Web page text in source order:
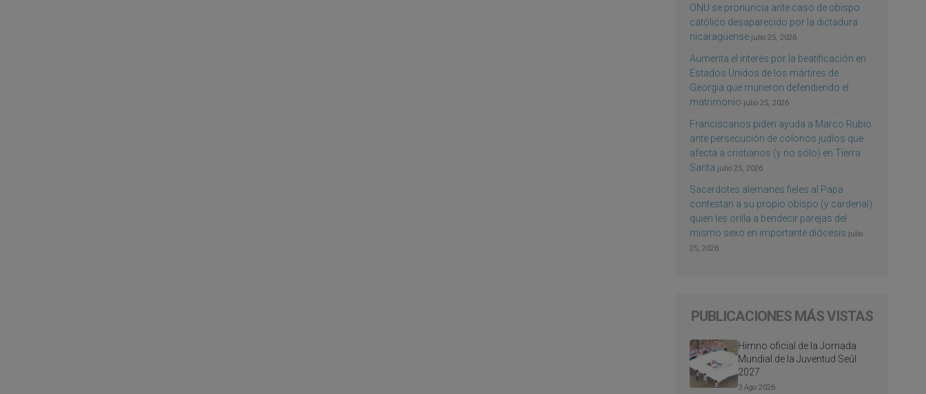
ONU se pronuncia ante caso de obispo
católico desaparecido por la dictadura
nicaragüense julio 25, 2026
Aumenta el interés por la beatificación en
Estados Unidos de los mártires de
Georgia que murieron defendiendo el
matrimonio julio 25, 2026
Franciscanos piden ayuda a Marco Rubio
ante persecución de colonos judíos que
afecta a cristianos (y no sólo) en Tierra
Santa julio 25, 2026
Sacerdotes alemanes fieles al Papa
contestan a su propio obispo (y cardenal)
quien les orilla a bendecir parejas del
mismo sexo en importante diócesis julio
25, 2026
PUBLICACIONES MÁS VISTAS
Himno oficial de la Jornada
Mundial de la Juventud Seúl
2027
3 Ago 2026